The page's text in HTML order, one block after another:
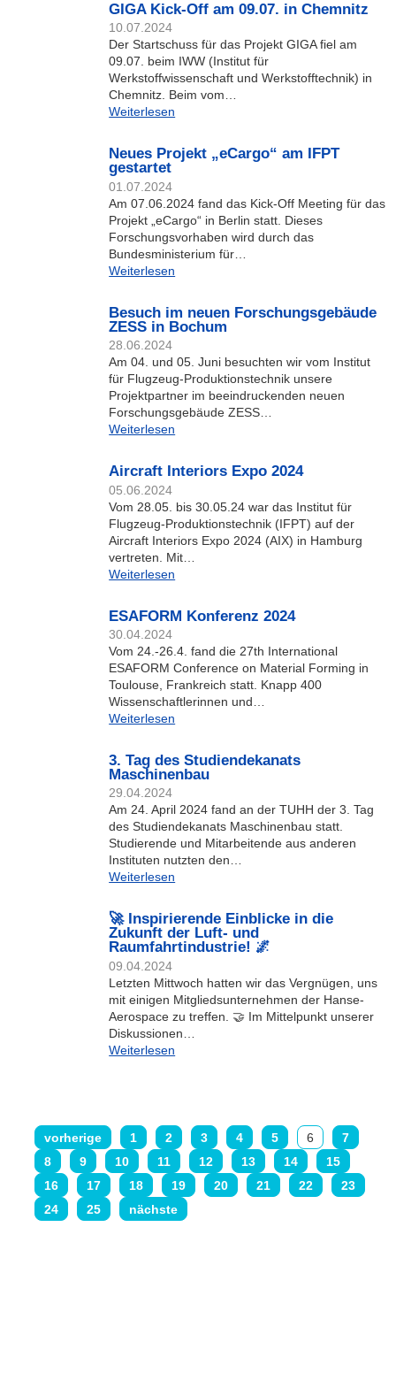
GIGA Kick-Off am 09.07. in Chemnitz
10.07.2024
Der Startschuss für das Projekt GIGA fiel am
09.07. beim IWW (Institut für
Werkstoffwissenschaft und Werkstofftechnik) in
Chemnitz. Beim vom…
Weiterlesen
Neues Projekt „eCargo“ am IFPT
gestartet
01.07.2024
Am 07.06.2024 fand das Kick-Off Meeting für das
Projekt „eCargo“ in Berlin statt. Dieses
Forschungsvorhaben wird durch das
Bundesministerium für…
Weiterlesen
Besuch im neuen Forschungsgebäude
ZESS in Bochum
28.06.2024
Am 04. und 05. Juni besuchten wir vom Institut
für Flugzeug-Produktionstechnik unsere
Projektpartner im beeindruckenden neuen
Forschungsgebäude ZESS…
Weiterlesen
Aircraft Interiors Expo 2024
05.06.2024
Vom 28.05. bis 30.05.24 war das Institut für
Flugzeug-Produktionstechnik (IFPT) auf der
Aircraft Interiors Expo 2024 (AIX) in Hamburg
vertreten. Mit…
Weiterlesen
ESAFORM Konferenz 2024
30.04.2024
Vom 24.-26.4. fand die 27th International
ESAFORM Conference on Material Forming in
Toulouse, Frankreich statt. Knapp 400
Wissenschaftlerinnen und…
Weiterlesen
3. Tag des Studiendekanats
Maschinenbau
29.04.2024
Am 24. April 2024 fand an der TUHH der 3. Tag
des Studiendekanats Maschinenbau statt.
Studierende und Mitarbeitende aus anderen
Instituten nutzten den…
Weiterlesen
🚀 Inspirierende Einblicke in die
Zukunft der Luft- und
Raumfahrtindustrie! 🌌
09.04.2024
Letzten Mittwoch hatten wir das Vergnügen, uns
mit einigen Mitgliedsunternehmen der Hanse-
Aerospace zu treffen. 🤝 Im Mittelpunkt unserer
Diskussionen…
Weiterlesen
vorherige 1 2 3 4 5 6
7
8
9 10 11 12 13 14
15
16
17 18 19 20 21 22
23
24
25 nächste